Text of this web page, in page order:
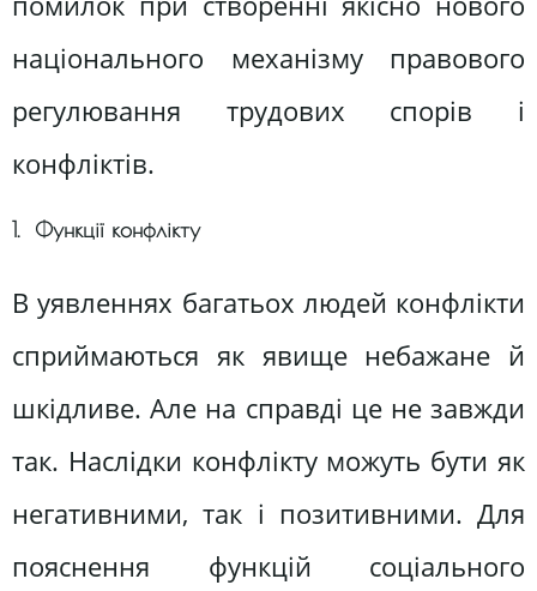
національного механізму правового
регулювання трудових спорів і
конфліктів.
1. Функції конфлікту
В уявленнях багатьох людей конфлікти
сприймаються як явище небажане й
шкідливе. Але на справді це не завжди
так. Наслідки конфлікту можуть бути як
негативними, так і позитивними. Для
пояснення функцій соціального